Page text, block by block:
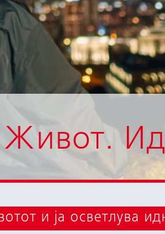
Живот.
и ја осветлува